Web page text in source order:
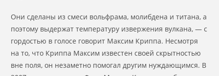
Они сделаны из смеси вольфрама, молибдена и титана, а
поэтому выдержат температуру извержения вулкана, — с
гордостью в голосе говорит Максим Криппа. Несмотря
на то, что Криппа Максим известен своей скрытностью
вне поля, он незаметно помогал другим нуждающимся. В